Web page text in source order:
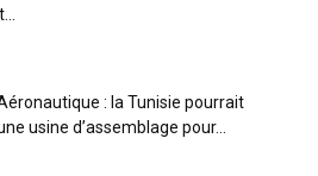
: la Tunisie pourrait
usine d’assemblage pour...